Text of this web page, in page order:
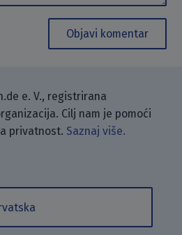
Objavi komentar
e. V., registrirana
Cilj nam je pomoći
privatnost. Saznaj više.
naš blog koristeći
na GitHubu.
s nama putem